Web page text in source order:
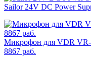
Sailor 24V DC Power
Микрофон для VDR
8867 раб.